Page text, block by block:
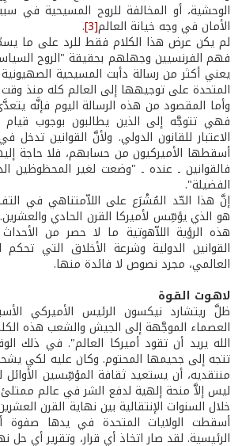
الوحشية، أو المخالفة للروح المسيحية في
الأمان في وجه خيانة العالم[3]
.
لم يكن عرض هذا الكلام فقط للرد على ما
فهم الفرنسيين وجهلهم بحقيقة "الروح
يعني أكثر من رسالة دأبت المسيحية
المتحدة على توجيهها إلى العالم كله منذ
وأما المقصود من هذه الرسالة اليوم فإنَّه
فهي تتوجَّه إلى الذين يطالبون بوجوب
الاعتبار للقانون الدولي. ولأنَّ القوانين تدخل
أسقطها الأميركيون من حسابهم، فلا حاجة
فالقوانين ـ عنده ـ "وضعت لغير المحظوظين
الفضيلة".
إنَّ هذا الحّد المُشْرَع على اللاّمتناهي في
هو الذي يؤسِّس لأميركا القرن الحادي
هذه الرؤية اللاّهوتية ما لا حصر من
القوانين الدولية وشرعة الأخلاق التي تحكم
العالمي، مجرد نصوص لا فائدة منها.
لاهـوت القـوة
ظلَّ ريتشارد نيكسون الرئيس الأميركي
العصماء الموجَّهة إلى الجيش والشعب هذه
الله يريد أن تقود أميركا العالم". في ذلك
تتجه إلى جحيمها المحتوم. وكان عليه لكي
منتقديه، أن يستعيد ثقافة المؤسِّسين الأوائل
ليس إلاَّ منحة إلهية لدفع الشر في عالم
خلال السنوات الإنتقالية بين نهاية القرن
أسقطت الولايات المتحدة في يدها صفوة
الرئيسية. لقد صار اتخاذ أي قرار، وتقرير أي